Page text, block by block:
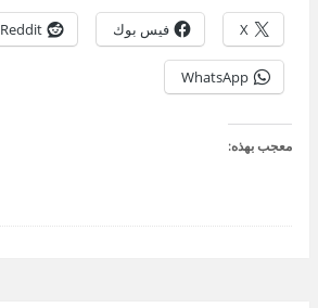
X فيس بوك Reddit
WhatsApp
معجب بهذه: